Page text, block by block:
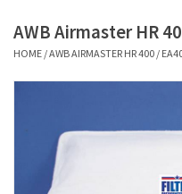
PROBIOTICA ONDERHOUD
AWB Airmaster HR
HOME /AWB AIRMASTER HR 400 /